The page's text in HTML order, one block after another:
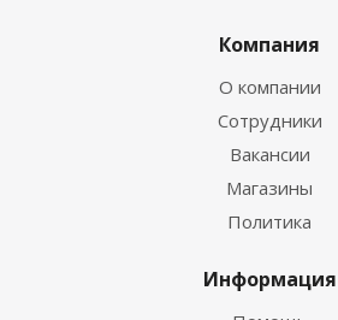
Компания
О компании
Сотрудники
Вакансии
Магазины
Политика
Информация